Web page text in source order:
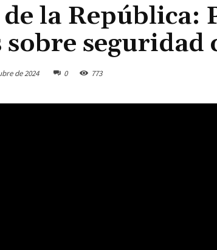
la República:
seguridad
de 2024 0 773